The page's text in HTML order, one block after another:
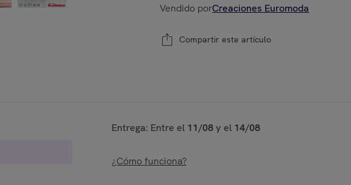
Vendido porCreaciones Euromoda
Compartir este artículo
Entrega: Entre el 11/08y el 14/08
¿Cómo funciona?